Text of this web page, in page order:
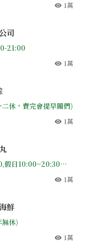
人氣
1萬
司
21:00
人氣
1萬
休，賣完會提早關們)
人氣
1萬
平日10:00 ~ 19:30,假日10:00~20:30不定期公休
人氣
1萬
鮮
休)
人氣
1萬